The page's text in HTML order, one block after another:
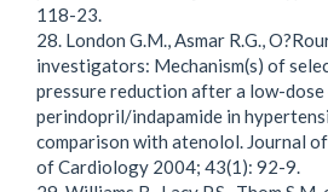
118-23.
28. London G.M., Asmar R.G.,
investigators: Mechanism(s) of
pressure reduction after a low-
perindopril/indapamide in
comparison with atenolol. Journal
of Cardiology 2004; 43(1): 92-9.